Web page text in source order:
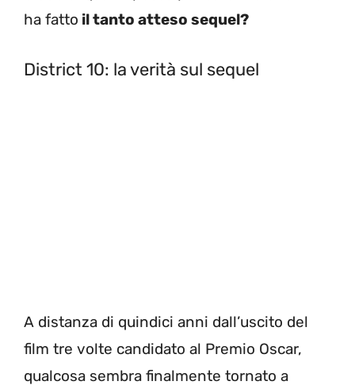
ha fatto il tanto atteso sequel?
District 10: la verità sul sequel
A distanza di quindici anni dall’uscito del
film tre volte candidato al Premio Oscar,
qualcosa sembra finalmente tornato a